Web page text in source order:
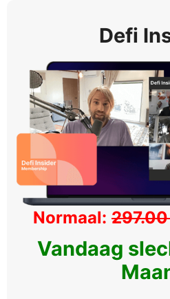
Defi
Normaal: 297.00
Vandaag